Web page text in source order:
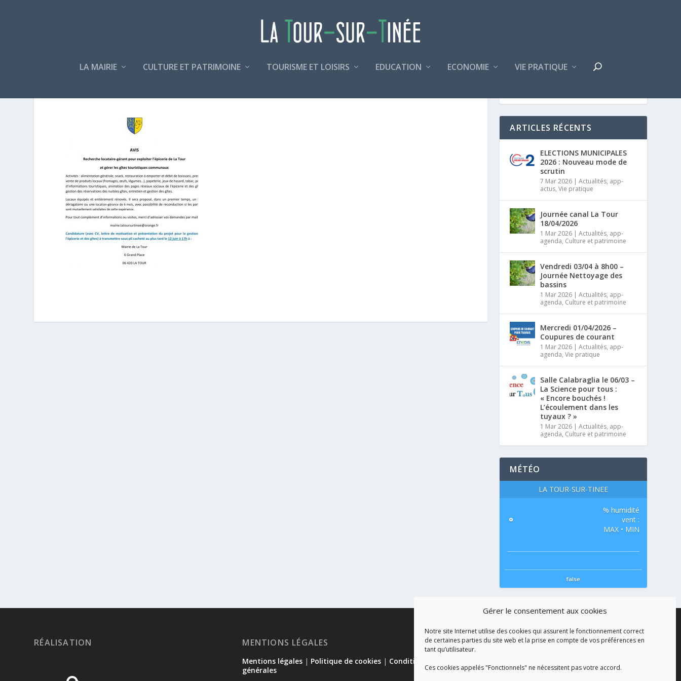
Gérer le consentement aux cookies
Notre site Internet utilise des cookies qui assurent le fonctionnement correct
de certaines parties du site web et la prise en compte de vos préférences en
tant qu’utilisateur.
Ces cookies appelés "Fonctionnels" ne nécessitent pas votre accord.
LA MAIRIE CULTURE ET PATRIMOINE TOURISME ET LOISIRS EDUCATION ECONOMIE VIE PRATIQUE
ARTICLES RÉCENTS
ELECTIONS MUNICIPALES
2026 : Nouveau mode de
scrutin
7 Mar 2026 |Actualités, app-
actus,Vie pratique
Journée canal La Tour
18/04/2026
1 Mar 2026 |Actualités, app-
agenda, Culture et patrimoine
Vendredi 03/04 à 8h00 –
Journée Nettoyage des
bassins
1 Mar 2026 |Actualités, app-
agenda, Culture et patrimoine
Mercredi 01/04/2026 –
Coupures de courant
1 Mar 2026 |Actualités, app-
agenda,Vie pratique
Salle Calabraglia le 06/03 –
La Science pour tous :
« Encore bouchés !
L’écoulement dans les
tuyaux ? »
1 Mar 2026 |Actualités, app-
agenda, Culture et patrimoine
MÉTÉO
LA TOUR-SUR-TINÉE
°
% humidité
vent :
MAX • MIN
false
RÉALISATION MENTIONS LÉGALES
Mentions légales | Politique de cookies | Conditions
générales